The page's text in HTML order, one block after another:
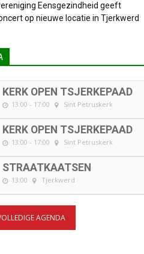
Eensgezindheid geeft
op nieuwe locatie in Tjerkwerd
KERK OPEN TSJERKEPAAD
13:00 - 17:00 Sint Petruskerk
KERK OPEN TSJERKEPAAD
13:00 - 17:00 Sint Petruskerk
STRAATKAATSEN
13:00 Tjerkwerd
AGENDA